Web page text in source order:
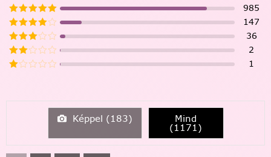
985
147
36
2
1
Képpel (183) Mind
(1171)